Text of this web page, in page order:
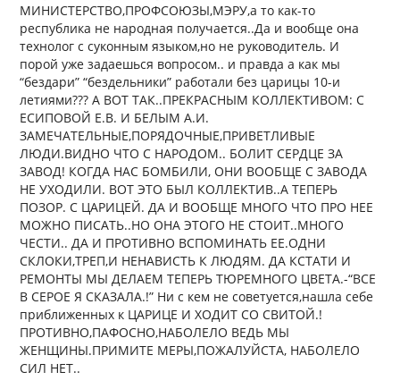
МИНИСТЕРСТВО,ПРОФСОЮЗЫ,МЭРУ,а то как-то
республика не народная получается..Да и вообще она
технолог с суконным языком,но не руководитель. И
порой уже задаешься вопросом.. и правда а как мы
“бездари” “бездельники” работали без царицы 10-и
летиями??? А ВОТ ТАК..ПРЕКРАСНЫМ КОЛЛЕКТИВОМ: С
ЕСИПОВОЙ Е.В. И БЕЛЫМ А.И.
ЗАМЕЧАТЕЛЬНЫЕ,ПОРЯДОЧНЫЕ,ПРИВЕТЛИВЫЕ
ЛЮДИ.ВИДНО ЧТО С НАРОДОМ.. БОЛИТ СЕРДЦЕ ЗА
ЗАВОД! КОГДА НАС БОМБИЛИ, ОНИ ВООБЩЕ С ЗАВОДА
НЕ УХОДИЛИ. ВОТ ЭТО БЫЛ КОЛЛЕКТИВ..А ТЕПЕРЬ
ПОЗОР. С ЦАРИЦЕЙ. ДА И ВООБЩЕ МНОГО ЧТО ПРО НЕЕ
МОЖНО ПИСАТЬ..НО ОНА ЭТОГО НЕ СТОИТ..МНОГО
ЧЕСТИ.. ДА И ПРОТИВНО ВСПОМИНАТЬ ЕЕ.ОДНИ
СКЛОКИ,ТРЕП,И НЕНАВИСТЬ К ЛЮДЯМ. ДА КСТАТИ И
РЕМОНТЫ МЫ ДЕЛАЕМ ТЕПЕРЬ ТЮРЕМНОГО ЦВЕТА.-“ВСЕ
В СЕРОЕ Я СКАЗАЛА.!” Ни с кем не советуется,нашла себе
приближенных к ЦАРИЦЕ И ХОДИТ СО СВИТОЙ.!
ПРОТИВНО,ПАФОСНО,НАБОЛЕЛО ВЕДЬ МЫ
ЖЕНЩИНЫ.ПРИМИТЕ МЕРЫ,ПОЖАЛУЙСТА, НАБОЛЕЛО
СИЛ НЕТ..